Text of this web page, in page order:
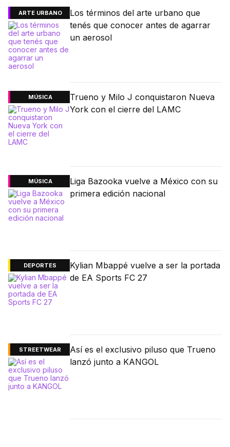
ARTE URBANO
Los términos del arte urbano que
tenés que conocer antes de agarrar
un aerosol
MÚSICA
Trueno y Milo J conquistaron Nueva
York con el cierre del LAMC
MÚSICA
Liga Bazooka vuelve a México con su
primera edición nacional
DEPORTES
Kylian Mbappé vuelve a ser la portada
de EA Sports FC 27
STREETWEAR
Así es el exclusivo piluso que Trueno
lanzó junto a KANGOL